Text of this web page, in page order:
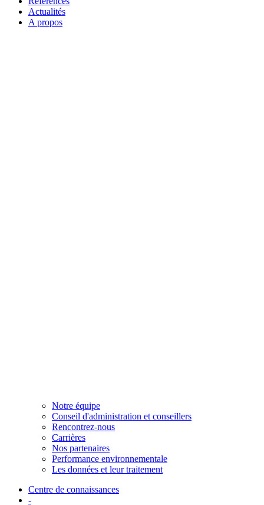
Actualités
A propos
Notre équipe
Conseil d'administration et conseillers
Rencontrez-nous
Carrières
Nos partenaires
Performance environnementale
Les données et leur traitement
Centre de connaissances
-